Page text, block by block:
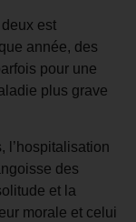
est
année, des
pour une
plus grave
l’hospitalisation
des
et la
morale et celui